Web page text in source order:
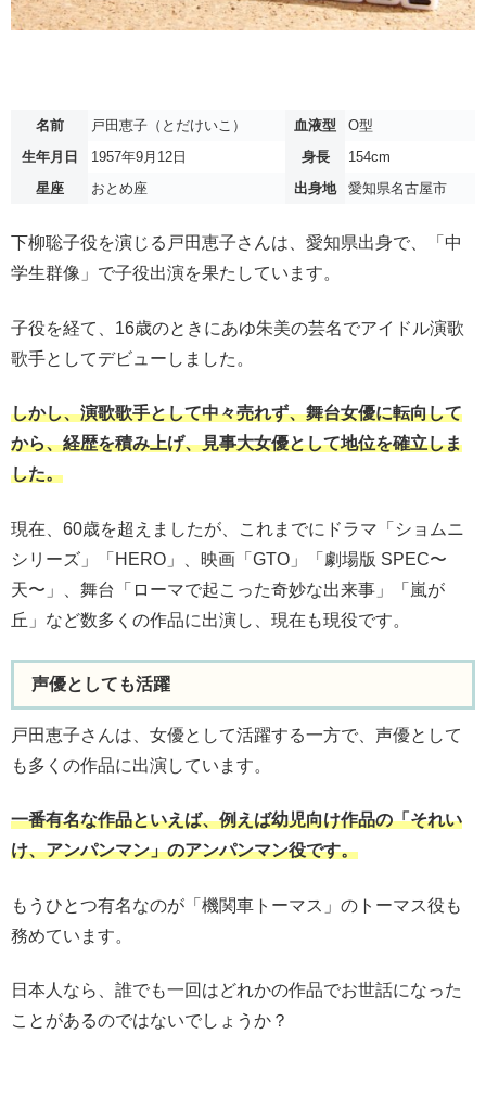
名前 戸田恵子（とだけいこ） 血液型
O型
生年月日
1957年9月12日 身長
154cm
星座
おとめ座 出身地 愛知県名古屋市
下柳聡子役を演じる戸田恵子さんは、愛知県出身で、「中
学生群像」で子役出演を果たしています。
子役を経て、16歳のときにあゆ朱美の芸名でアイドル演歌
歌手としてデビューしました。
しかし、演歌歌手として中々売れず、舞台女優に転向して
から、経歴を積み上げ、見事大女優として地位を確立しま
した。
現在、60歳を超えましたが、これまでにドラマ「ショムニ
シリーズ」「HERO」、映画「GTO」「劇場版 SPEC〜
天〜」、舞台「ローマで起こった奇妙な出来事」「嵐が
丘」など数多くの作品に出演し、現在も現役です。
声優としても活躍
戸田恵子さんは、女優として活躍する一方で、声優として
も多くの作品に出演しています。
一番有名な作品といえば、例えば幼児向け作品の「それい
け、アンパンマン」のアンパンマン役です。
もうひとつ有名なのが「機関車トーマス」のトーマス役も
務めています。
日本人なら、誰でも一回はどれかの作品でお世話になった
ことがあるのではないでしょうか？